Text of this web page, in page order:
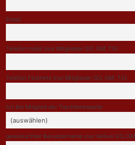
Email
Telefon mobil (nur Mitglieder GO, GM, TG)
Telefon Festnetz (nur Mitglieder GO, GM, TG)
Ich bin Mitglied der Trachtenkapelle
gewünschter Benutzername (nur Aktive GO,